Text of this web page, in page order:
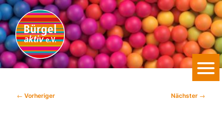
Zum
primären
Inhalt
springen
WIR SIND FÜR SIE DA.
Beitragsnavigation
← Vorheriger Nächster →